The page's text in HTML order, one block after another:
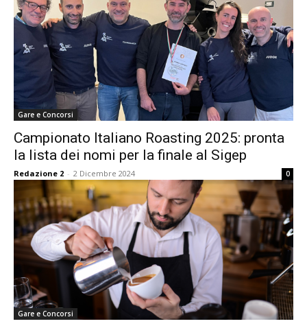
Gare e Concorsi
Campionato Italiano Roasting 2025: pronta
la lista dei nomi per la finale al Sigep
Redazione 2 - 2 Dicembre 2024 0
Gare e Concorsi